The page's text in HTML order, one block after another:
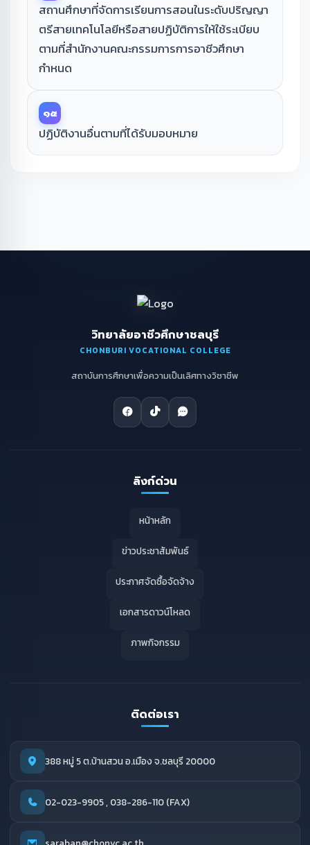
สถานศึกษาที่จัดการเรียนการสอนในระดับปริญญา
ตรีสายเทคโนโลยีหรือสายปฏิบัติการให้ใช้ระเบียบ
ตามที่สำนักงานคณะกรรมการการอาชีวศึกษา
กำหนด
๑๕
ปฏิบัติงานอื่นตามที่ได้รับมอบหมาย
วิทยาลัยอาชีวศึกษาชลบุรี
CHONBURI VOCATIONAL COLLEGE
สถาบันการศึกษาเพื่อความเป็นเลิศทางวิชาชีพ
ลิงก์ด่วน
หน้าหลัก
ข่าวประชาสัมพันธ์
ประกาศจัดซื้อจัดจ้าง
เอกสารดาวน์โหลด
ภาพกิจกรรม
ติดต่อเรา
388 หมู่ 5 ต.บ้านสวน อ.เมือง จ.ชลบุรี 20000
02-023-9905 , 038-286-110 (FAX)